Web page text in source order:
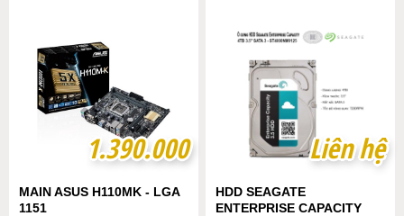
1.390.000
1.390.000
MAIN ASUS H110MK - LGA
1151
Liên hệ
Liên hệ
HDD SEAGATE
ENTERPRISE CAPACITY